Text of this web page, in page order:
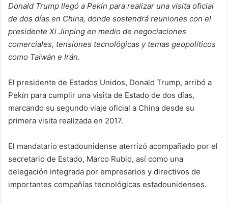
Donald Trump llegó a Pekín para realizar una visita oficial
de dos días en China, donde sostendrá reuniones con el
presidente Xi Jinping en medio de negociaciones
comerciales, tensiones tecnológicas y temas geopolíticos
como Taiwán e Irán.
El presidente de Estados Unidos, Donald Trump, arribó a
Pekín para cumplir una visita de Estado de dos días,
marcando su segundo viaje oficial a China desde su
primera visita realizada en 2017.
El mandatario estadounidense aterrizó acompañado por el
secretario de Estado, Marco Rubio, así como una
delegación integrada por empresarios y directivos de
importantes compañías tecnológicas estadounidenses.